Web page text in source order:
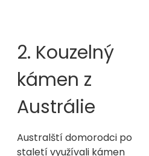
2. Kouzelný
kámen z
Austrálie
Australští domorodci po
staletí využívali kámen